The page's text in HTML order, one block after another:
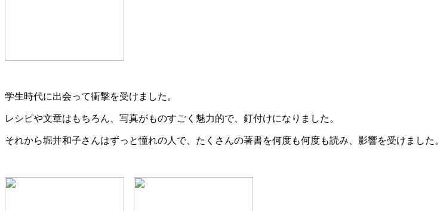
学生時代に出会って衝撃を受けました。
レシピや文章はもちろん、写真がものすごく魅力的で、釘付けになりました。
それから堀井和子さんはずっと憧れの人で、たくさんの著書を何度も何度も読み、影響を受けました。